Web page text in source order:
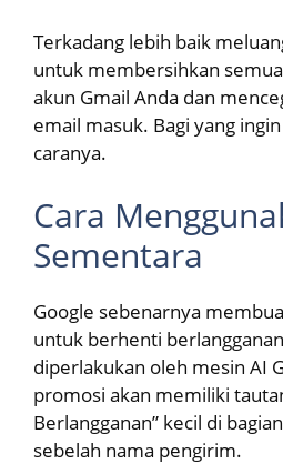
Terkadang lebih baik
untuk membersihkan
akun Gmail Anda dan
email masuk. Bagi yang
caranya.
Cara
Sementara
Google sebenarnya
untuk berhenti
diperlakukan oleh mesin AI
promosi akan memiliki
Berlangganan” kecil di
sebelah nama pengirim.